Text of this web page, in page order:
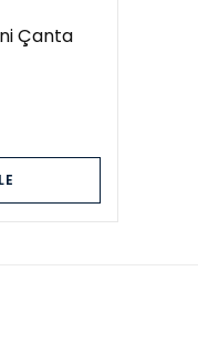
Çanta